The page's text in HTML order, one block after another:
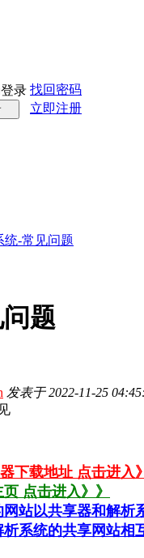
录 找回密码
立即注册
统-常见问题
题
发表于2022-11-25
下载地址 点击进入
点击进入》》
网站以共享器和解析
系统的共享网站相